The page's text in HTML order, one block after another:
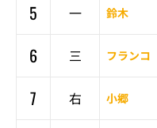
5
一 鈴木
6
三 フランコ
7
右 小郷